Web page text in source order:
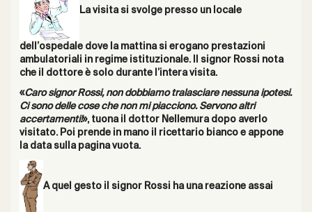
La visita si svolge presso un locale
dell’ospedale dove la mattina si erogano prestazioni
ambulatoriali in regime istituzionale. Il signor Rossi nota
che il dottore è solo durante l’intera visita.
«Caro signor Rossi, non dobbiamo tralasciare nessuna ipotesi.
Ci sono delle cose che non mi piacciono. Servono altri
accertamenti!», tuona il dottor Nellemura dopo averlo
visitato. Poi prende in mano il ricettario bianco e appone
la data sulla pagina vuota.
A quel gesto il signor Rossi ha una reazione assai